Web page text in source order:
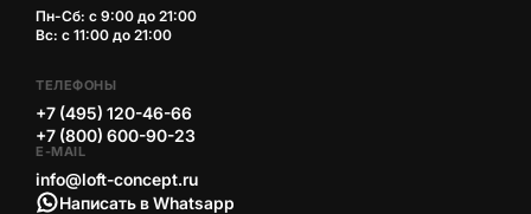
Пн-Сб: с 9:00 до 21:00
Вс: с 11:00 до 21:00
ТЕЛЕФОНЫ
+7 (495) 120-46-66
+7 (800) 600-90-23
E-MAIL
info@loft-concept.ru
Написать в Whatsapp